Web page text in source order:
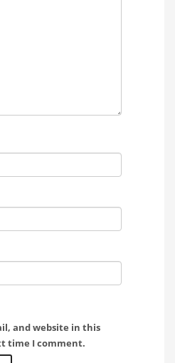
and website in this
time I comment.